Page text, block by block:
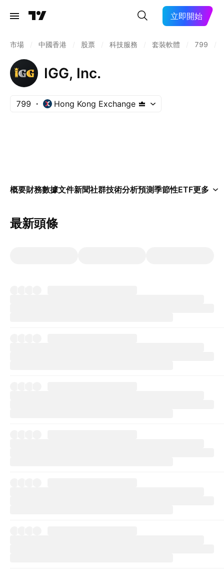
立即開始
市場 中國香港 股票 科技服務 套裝軟體 799
IGG, Inc.
799 Hong Kong Exchange
概要財務數據文件新聞社群技術分析預測季節性ETF更多
最新頭條